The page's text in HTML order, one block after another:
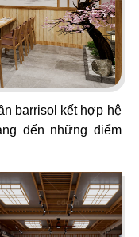
barrisol kết hợp hệ
đến những điểm
Việt